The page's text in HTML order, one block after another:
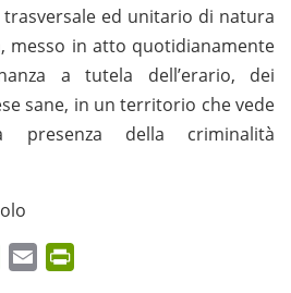
trasversale ed unitario di natura
messo in atto quotidianamente
a tutela dell’erario, dei
sane, in un territorio che vede
presenza della criminalità
WhatsApp
Email